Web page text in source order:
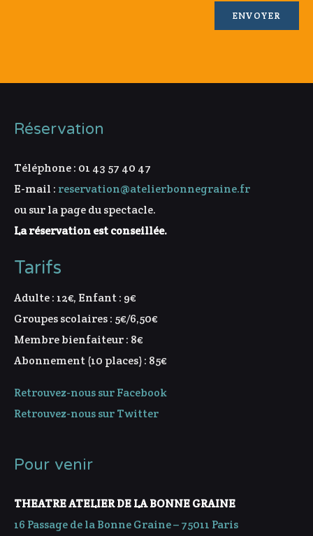
Réservation
Téléphone : 01 43 57 40 47
E-mail : reservation@atelierbonnegraine.fr
ou sur la page du spectacle.
La réservation est conseillée.
Tarifs
Adulte : 12€, Enfant : 9€
Groupes scolaires : 5€/6,50€
Membre bienfaiteur : 8€
Abonnement (10 places) : 85€
Retrouvez-nous sur Facebook
Retrouvez-nous sur Twitter
Pour venir
THEATRE ATELIER DE LA BONNE GRAINE
16 Passage de la Bonne Graine – 75011 Paris